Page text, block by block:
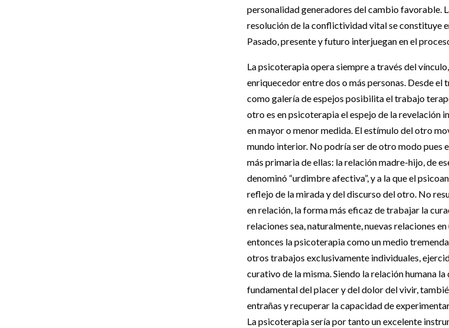
personalidad generadores del cambio favorable.
resolución de la conflictividad vital se constituye
Pasado, presente y futuro interjuegan en el
La psicoterapia opera siempre a través del
enriquecedor entre dos o más personas. Desde
como galería de espejos posibilita el trabajo
otro es en psicoterapia el espejo de la revelación
en mayor o menor medida. El estímulo del otro
mundo interior. No podría ser de otro modo pues
más primaria de ellas: la relación madre-hijo, de
denominó “urdimbre afectiva”, y a la que el
reflejo de la mirada y del discurso del otro. No
en relación, la forma más eficaz de trabajar la
relaciones sea, naturalmente, nuevas relaciones
entonces la psicoterapia como un medio
otros trabajos exclusivamente individuales,
curativo de la misma. Siendo la relación humana
fundamental del placer y del dolor del vivir,
entrañas y recuperar la capacidad de
La psicoterapia sería por tanto un excelente